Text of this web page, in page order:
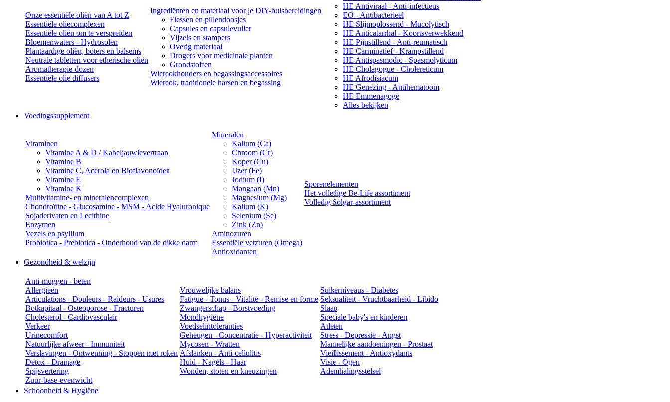
Onze essentiële oliën van A tot Z
Essentiële oliecomplexen
Essentiële oliën om te verspreiden
Bloemenwaters - Hydrosolen
Plantaardige oliën, boters en balsems
Neutrale tabletten voor etherische oliën
Aromatherapie-dozen
Essentiële olie diffusers
Ingrediënten en materiaal voor je DIY-huisbereidingen
Flessen en pillendoosjes
Capsules en capsulevuller
Vijzels en stampers
Overig materiaal
Drogers voor medicinale planten
Grondstoffen
Wierookhouders en begassingsaccessoires
Wierook, traditionele harsen en begassing
HE Antiviraal - Anti-infectieus
EO - Antibacterieel
HE Slijmoplossend - Mucolytisch
HE Anticatarrhal - Koortsverwekkend
HE Pijnstillend - Anti-reumatisch
HE Carminatief - Krampstillend
HE Antispasmodic - Spasmolyticum
HE Cholagogue - Cholereticum
HE Afrodisiacum
HE Genezing - Antihematoom
HE Emmenagoge
Alles bekijken
Voedingssupplement
Vitaminen
Vitamine A & D / Kabeljauwlevertraan
Vitamine B
Vitamine C, Acerola en Bioflavonoïden
Vitamine E
Vitamine K
Multivitamine- en mineralencomplexen
Chondroïtine - Glucosamine - MSM - Acide Hyaluronique
Sojaderivaten en Lecithine
Enzymen
Vezels en psyllium
Probiotica - Prebiotica - Onderhoud van de dikke darm
Mineralen
Kalium (Ca)
Chroom (Cr)
Koper (Cu)
IJzer (Fe)
Jodium (I)
Mangaan (Mn)
Magnesium (Mg)
Kalium (K)
Selenium (Se)
Zink (Zn)
Aminozuren
Essentiële vetzuren (Omega)
Antioxidanten
Sporenelementen
Het volledige Be-Life assortiment
Volledig Solgar-assortiment
Gezondheid & welzijn
Anti-muggen - beten
Allergieën
Articulations - Douleurs - Raideurs - Usures
Botkapitaal - Osteoporose - Fracturen
Cholesterol - Cardiovasculair
Verkeer
Urinecomfort
Natuurlijke afweer - Immuniteit
Verslavingen - Ontwenning - Stoppen met roken
Detox - Drainage
Spijsvertering
Zuur-base-evenwicht
Vrouwelijke balans
Fatigue - Tonus - Vitalité - Remise en forme
Zwangerschap - Borstvoeding
Mondhygiëne
Voedselintoleranties
Geheugen - Concentratie - Hyperactiviteit
Mycosen - Wratten
Afslanken - Anti-cellulitis
Huid - Nagels - Haar
Wonden, stoten en kneuzingen
Suikerniveaus - Diabetes
Seksualiteit - Vruchtbaarheid - Libido
Slaap
Speciale baby's en kinderen
Atleten
Stress - Depressie - Angst
Mannelijke aandoeningen - Prostaat
Vieillissement - Antioxydants
Visie - Ogen
Ademhalingsstelsel
Schoonheid & Hygiëne